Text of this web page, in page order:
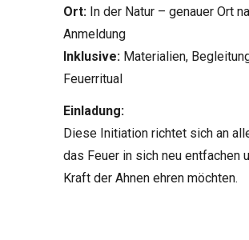
Ort: In der Natur – genauer Ort
Anmeldung
Inklusive: Materialien,
Feuerritual
Einladung:
Diese Initiation richtet sich an
das Feuer in sich neu entfachen
Kraft der Ahnen ehren möchten.